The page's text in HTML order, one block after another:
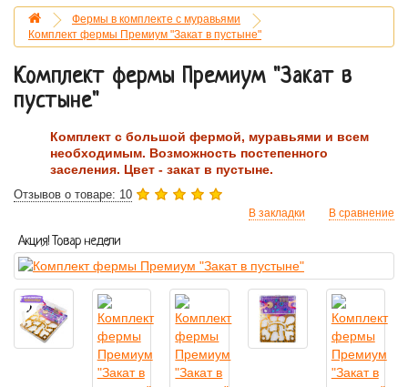
Фермы в комплекте с муравьями
Комплект фермы Премиум "Закат в пустыне"
Комплект фермы Премиум "Закат в
пустыне"
Комплект с большой фермой, муравьями и всем
необходимым. Возможность постепенного
заселения. Цвет - закат в пустыне.
Отзывов о товаре: 10
В закладки В сравнение
Акция! Товар недели